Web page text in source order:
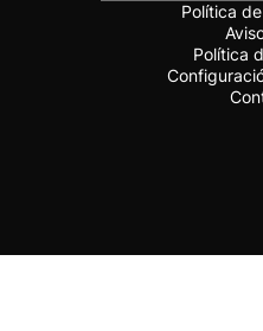
Política
Política